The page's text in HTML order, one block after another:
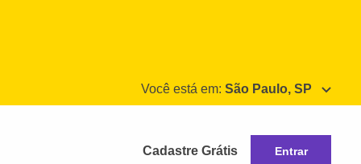
Você está em: São Paulo, SP
Cadastre Grátis Entrar